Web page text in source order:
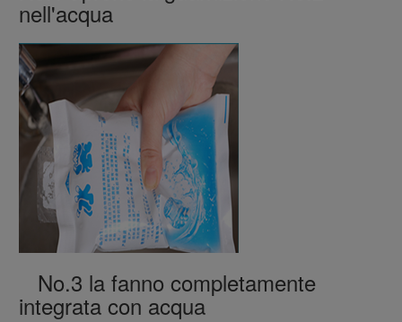
nell'acqua
No.3 la fanno completamente
integrata con acqua